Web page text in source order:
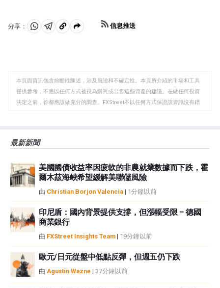
分享：
分 分 複
板
信息推送
本頁面資訊包含前瞻性陳述，涉及風險和不確定性。本頁所介紹的市場和工具
僅供參考，不應以任何方式被視為購買或出售這些資產的建議。在做任何投資
決定之前，你都應該做充分的調查。FXStreet不以任何方式保證該資訊沒有錯
觀點，並不代表FXStreet或其廣告商的官方政策或立場。作者不對本頁連結的
如果文章正文中沒有明確提到，在撰寫本文時，作者在本文中提到的任何股票
中都沒有頭寸，也沒有與文中提到的任何公司有業務關係。除了FXStreet，作
者沒有收到撰寫這篇文章的報酬。
性不作任何陳述。FXStreet和作者將不承擔任何錯誤，遺漏或任何損失，傷害
或損害由此資訊及其顯示或使用引起的。錯誤和遺漏除外。本文作者和
FXStreet並非註冊投資顧問，本文內容無意提供任何投資建議。
最新新聞
美國國債收益率因疲軟的非農就業數據而下跌，霍
爾木茲海峽希望緩解美聯儲風險
由 Christian Borjon Valencia | 1分鐘以前
印尼盾：國內背景提供支撐，但漲幅受限 – 德國
商業銀行
由 FXStreet Insights Team | 19分鐘以前
歐元/日元從盤中低點反彈，但週五仍下跌
由 Agustin Wazne | 37分鐘以前